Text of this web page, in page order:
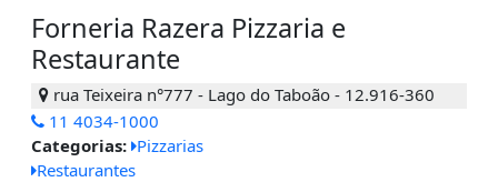
Forneria Razera Pizzaria e
Restaurante
rua Teixeira n°777 - Lago do Taboão - 12.916-360
11 4034-1000
Categorias: Pizzarias
Restaurantes